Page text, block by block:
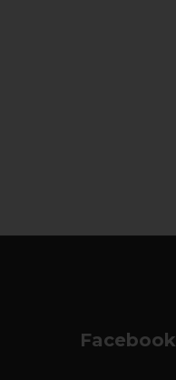
Facebook